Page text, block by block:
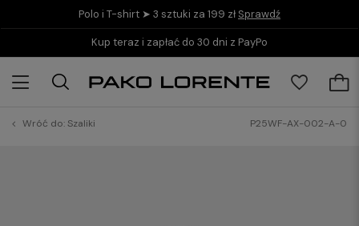
Polo i T-shirt ➤ 3 sztuki za 199 zł Sprawdź
Kup teraz i zapłać do 30 dni z PayPo
Wróć do:Szaliki P25WF-AX-002-A-0